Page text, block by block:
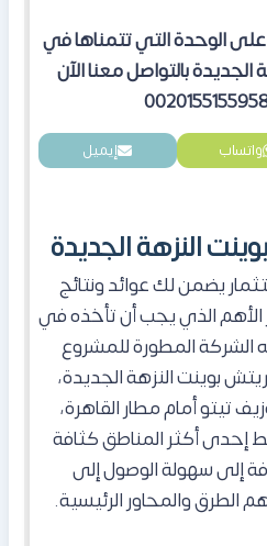
الوحدة التي تتمناها في
بالتواصل معنا الآن
واتساب إيميل
النزهة الجديدة
يضمن لك عوائد ونتائج
الأهم الذي يجب أن تأخذه في
الشركة المطورة للمشروع
بوينت النزهة الجديدة،
تيتو أمام مطار القاهرة،
إحدى أكثر المناطق كثافة
إلى سهولة الوصول إلى
الطرق والمحاور الرئيسية.